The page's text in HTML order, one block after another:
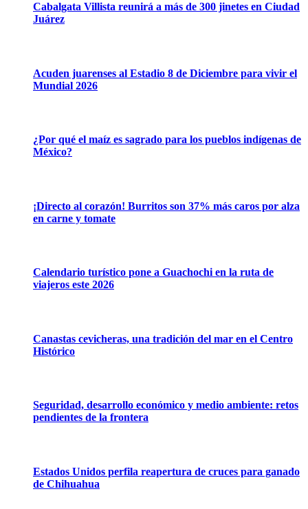
Cabalgata Villista reunirá a más de 300 jinetes en Ciudad
Juárez
Acuden juarenses al Estadio 8 de Diciembre para vivir el
Mundial 2026
¿Por qué el maíz es sagrado para los pueblos indígenas de
México?
¡Directo al corazón! Burritos son 37% más caros por alza
en carne y tomate
Calendario turístico pone a Guachochi en la ruta de
viajeros este 2026
Canastas cevicheras, una tradición del mar en el Centro
Histórico
Seguridad, desarrollo económico y medio ambiente: retos
pendientes de la frontera
Estados Unidos perfila reapertura de cruces para ganado
de Chihuahua